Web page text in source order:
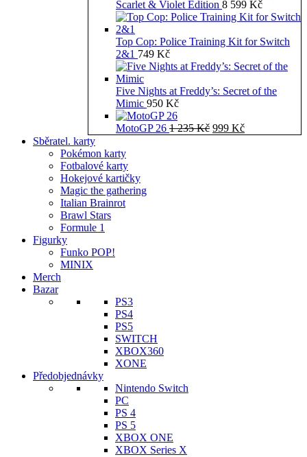
Scarlet & Violet Edition 8 599 Kč
Top Cop: Police Training Kit for Switch
2&1 749 Kč
Five Nights at Freddy’s: Secret of the
Mimic 950 Kč
MotoGP 26 1 235Kč Původní
999 KčAktuální
Sběratel. karty
Pokémon karty
Fotbalové karty
Hokejové kartičky
Magic the gathering
Italian Brainrot
Brawl Stars
Formule 1
Figurky
Funko POP!
MINIX
Merch
Bazar
PS3
PS4
PS5
SWITCH
XBOX360
XONE
Předobjednávky
Nintendo Switch
PC
PS 4
PS 5
XBOX ONE
XBOX Series X